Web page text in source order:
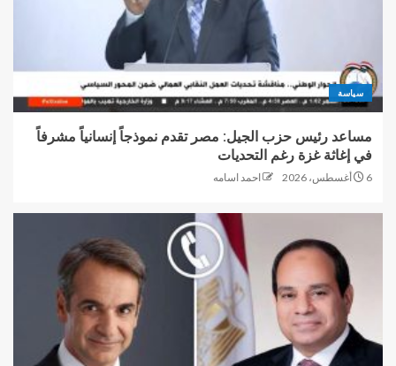
سياسة
مساعد رئيس حزب الجيل: مصر تقدم نموذجاً إنسانياً مشرفاً
في إغاثة غزة رغم التحديات
6 أغسطس، 2026 احمد اسامه